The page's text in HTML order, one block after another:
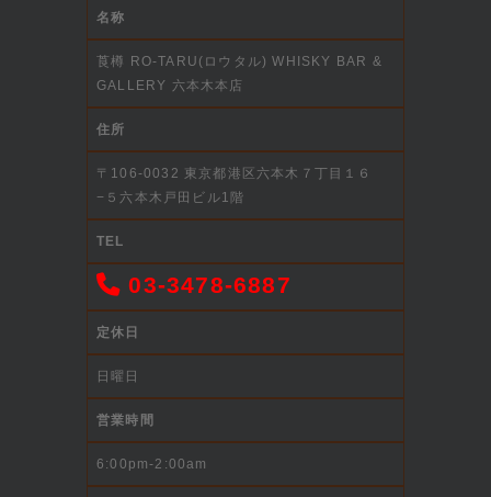
名称
莨樽 RO-TARU(ロウタル) WHISKY BAR &
GALLERY 六本木本店
住所
〒106-0032 東京都港区六本木７丁目１６
−５六本木戸田ビル1階
TEL
03-3478-6887
定休日
日曜日
営業時間
6:00pm-2:00am